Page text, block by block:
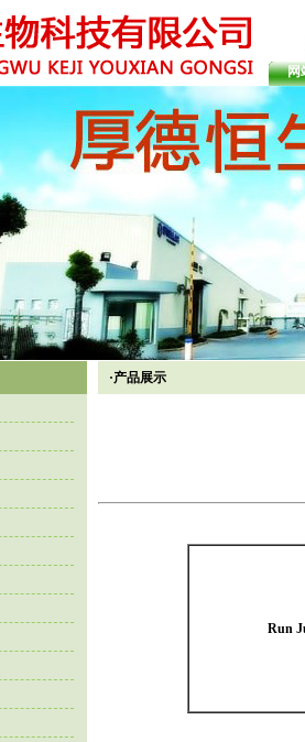
网
·产品展示
Run